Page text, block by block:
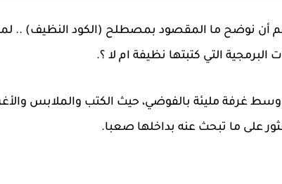
أن نوضح ما المقصود بمصطلح (الكود النظيف) ..
البرمجية التي كتبتها نظيفة ام لا ؟.
غرفة مليئة بالفوضي، حيث الكتب والملابس
على ما تبحث عنه بداخلها صعبا.